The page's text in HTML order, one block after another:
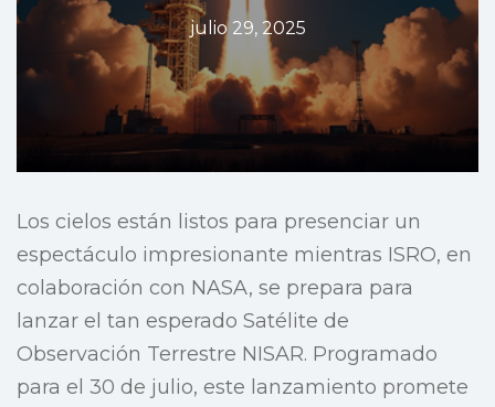
julio 29, 2025
Los cielos están listos para presenciar un
espectáculo impresionante mientras ISRO, en
colaboración con NASA, se prepara para
lanzar el tan esperado Satélite de
Observación Terrestre NISAR. Programado
para el 30 de julio, este lanzamiento promete